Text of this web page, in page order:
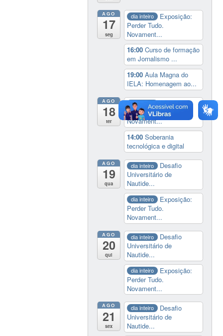
AGO
17
seg
dia inteiro
Exposição:
Perder Tudo.
Novament...
16:00Curso de formação
em Jornalismo ...
19:00Aula Magna do
IELA: Homenagem ao...
AGO
18
ter
dia inteiro
Exposição:
Perder Tudo.
Novament...
14:00Soberania
tecnológica e digital
AGO
19
qua
dia inteiro
Desafio
Universitário de
Nautide...
dia inteiro
Exposição:
Perder Tudo.
Novament...
AGO
20
qui
dia inteiro
Desafio
Universitário de
Nautide...
dia inteiro
Exposição:
Perder Tudo.
Novament...
AGO
21
sex
dia inteiro
Desafio
Universitário de
Nautide...